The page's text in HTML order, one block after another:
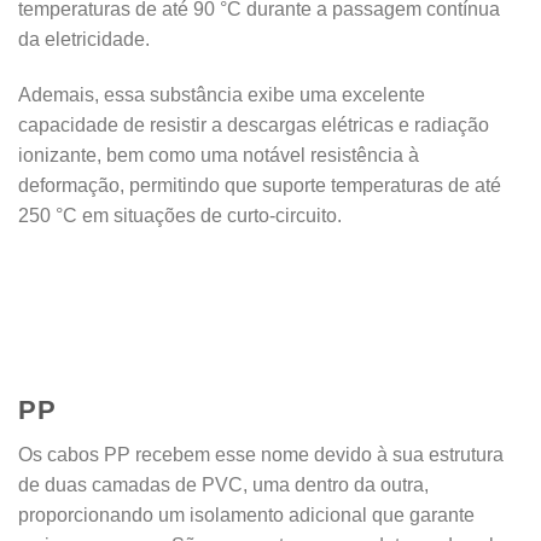
temperaturas de até 90 °C durante a passagem contínua
da eletricidade.
Ademais, essa substância exibe uma excelente
capacidade de resistir a descargas elétricas e radiação
ionizante, bem como uma notável resistência à
deformação, permitindo que suporte temperaturas de até
250 °C em situações de curto-circuito.
PP
Os cabos PP recebem esse nome devido à sua estrutura
de duas camadas de PVC, uma dentro da outra,
proporcionando um isolamento adicional que garante